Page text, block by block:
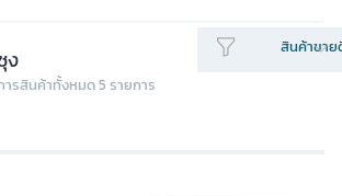
ง
ารสินค้าทั้งหมด 5 รายการ
สินค้าขาย